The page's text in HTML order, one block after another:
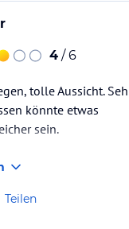
4 / 6
tolle Aussicht.
könnte etwas
sein.
Teilen